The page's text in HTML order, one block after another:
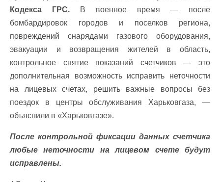
Кодекса ГРС. В военное время — после
бомбардировок городов и поселков региона,
повреждений снарядами газового оборудования,
эвакуации и возвращения жителей в область,
контрольное снятие показаний счетчиков — это
дополнительная возможность исправить неточности
на лицевых счетах, решить важные вопросы без
поездок в центры обслуживания Харьковгаза, —
объяснили в «Харьковгазе».
После контрольной фиксации данных счетчика
любые неточности на лицевом счете будут
исправлены.